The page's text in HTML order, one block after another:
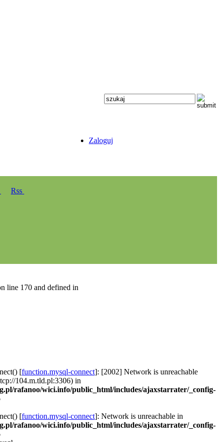
Zaloguj
Rss
line 170 and defined in
[function.mysql-connect]: [2002] Network is unreachable
104.m.tld.pl:3306) in
rafanoo/wici.info/public_html/includes/ajaxstarrater/_config-
[function.mysql-connect]: Network is unreachable in
rafanoo/wici.info/public_html/includes/ajaxstarrater/_config-